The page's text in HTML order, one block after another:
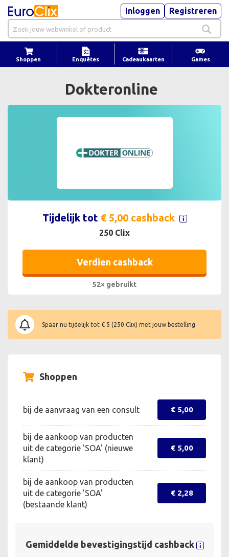
Inloggen Registreren
Shoppen Enquêtes Cadeaukaarten Games
Dokteronline
Tijdelijk tot € 5,00 cashback
250 Clix
Verdien cashback
52× gebruikt
Spaar nu tijdelijk tot € 5 (250 Clix) met jouw bestelling
Shoppen
bij de aanvraag van een consult € 5,00
bij de aankoop van producten
uit de categorie 'SOA' (nieuwe
klant)
€ 5,00
bij de aankoop van producten
uit de categorie 'SOA'
(bestaande klant)
€ 2,28
Gemiddelde bevestigingstijd cashback